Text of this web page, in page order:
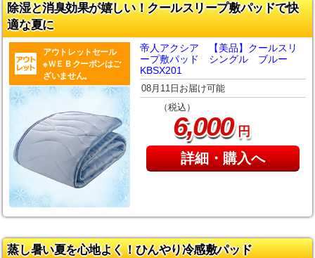
除湿と消臭効果が嬉しい！クールスリープ敷パッドで快
適な夏に
アウトレットセール
※ＷＥＢクーポンはご
ざいません。
帝人アクシア 【美品】クールスリ
ープ敷パッド シングル ブルー
KBSX201
08月11日お届け可能
（税込）
6,000円
詳細・購入へ
蒸し暑い夏を心地よく！ひんやり冷感敷パッド